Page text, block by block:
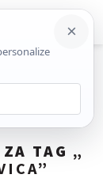
ZA TAG „
”